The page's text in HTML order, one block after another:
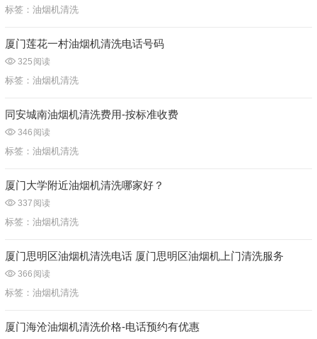
标签： 油烟机清洗
厦门莲花一村油烟机清洗电话号码
325 阅读
标签： 油烟机清洗
同安城南油烟机清洗费用-按标准收费
346 阅读
标签： 油烟机清洗
厦门大学附近油烟机清洗哪家好？
337 阅读
标签： 油烟机清洗
厦门思明区油烟机清洗电话 厦门思明区油烟机上门清洗服务
366 阅读
标签： 油烟机清洗
厦门海沧油烟机清洗价格-电话预约有优惠